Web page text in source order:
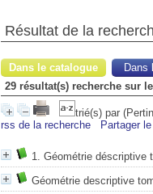
Résultat de la
Dans le catalogue
Dans
29 résultat(s) recherche sur
trié(s) par
rss de la recherche
Partager
1. Géométrie déscriptive
Géométrie descriptive